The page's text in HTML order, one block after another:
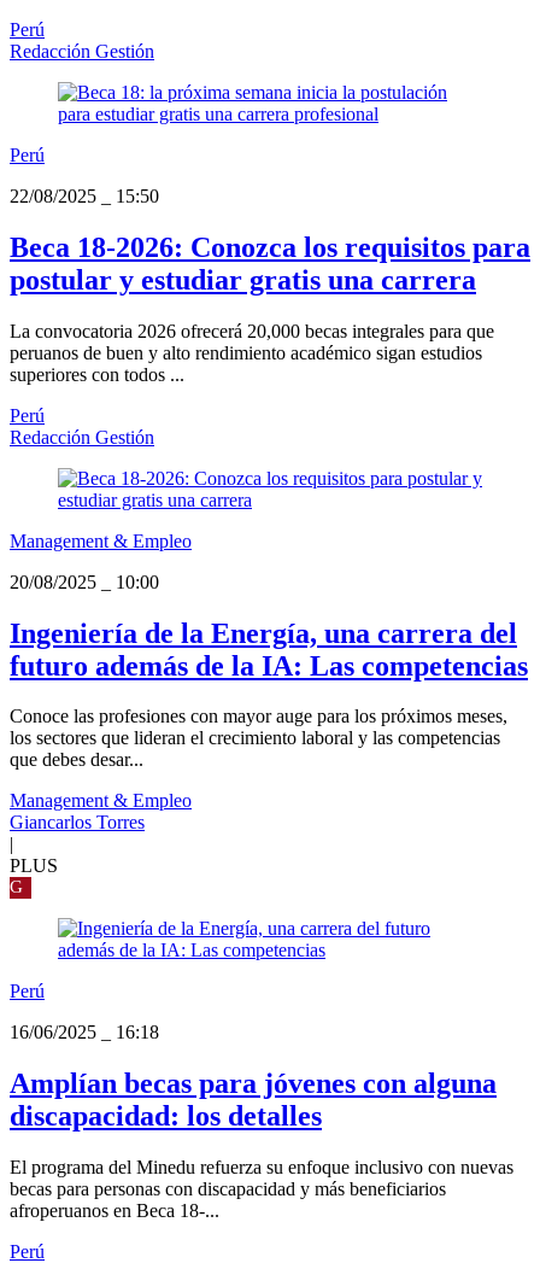
Perú
Redacción Gestión
Perú
22/08/2025
15:50
Beca 18-2026: Conozca los requisitos para
postular y estudiar gratis una carrera
La convocatoria 2026 ofrecerá 20,000 becas integrales para que
peruanos de buen y alto rendimiento académico sigan estudios
superiores con todos ...
Perú
Redacción Gestión
Management & Empleo
20/08/2025
10:00
Ingeniería de la Energía, una carrera del
futuro además de la IA: Las competencias
Conoce las profesiones con mayor auge para los próximos meses,
los sectores que lideran el crecimiento laboral y las competencias
que debes desar...
Management & Empleo
Giancarlos Torres
|
PLUS
G
Perú
16/06/2025
16:18
Amplían becas para jóvenes con alguna
discapacidad: los detalles
El programa del Minedu refuerza su enfoque inclusivo con nuevas
becas para personas con discapacidad y más beneficiarios
afroperuanos en Beca 18-...
Perú